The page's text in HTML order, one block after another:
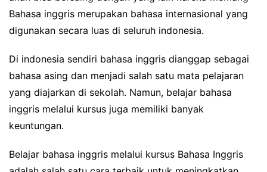
Bahasa inggris merupakan bahasa internasional yang
digunakan secara luas di seluruh indonesia.
Di indonesia sendiri bahasa inggris dianggap sebagai
bahasa asing dan menjadi salah satu mata pelajaran
yang diajarkan di sekolah. Namun, belajar bahasa
inggris melalui kursus juga memiliki banyak
keuntungan.
Belajar bahasa inggris melalui kursus Bahasa Inggris